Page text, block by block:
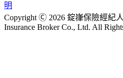
明
Copyright Ⓒ 2026 錠嵂保險經紀
Insurance Broker Co., Ltd. All